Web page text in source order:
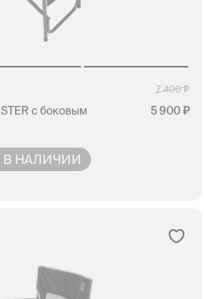
7 400
с боковым
5 900
В НАЛИЧИИ